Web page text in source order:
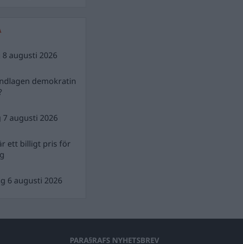
augusti 2026
demokratin
augusti 2026
ett billigt pris för
6 augusti 2026
PARA§RAFS NYHETSBREV